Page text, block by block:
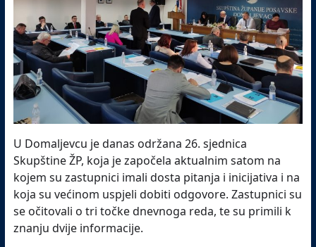
U Domaljevcu je danas održana 26. sjednica
Skupštine ŽP, koja je započela aktualnim satom na
kojem su zastupnici imali dosta pitanja i inicijativa i na
koja su većinom uspjeli dobiti odgovore. Zastupnici su
se očitovali o tri točke dnevnoga reda, te su primili k
znanju dvije informacije.